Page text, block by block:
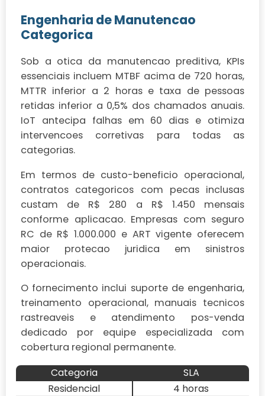
Engenharia de Manutencao
Categorica
Sob a otica da manutencao preditiva, KPIs
essenciais incluem MTBF acima de 720 horas,
MTTR inferior a 2 horas e taxa de pessoas
retidas inferior a 0,5% dos chamados anuais.
IoT antecipa falhas em 60 dias e otimiza
intervencoes corretivas para todas as
categorias.
Em termos de custo-beneficio operacional,
contratos categoricos com pecas inclusas
custam de R$ 280 a R$ 1.450 mensais
conforme aplicacao. Empresas com seguro
RC de R$ 1.000.000 e ART vigente oferecem
maior protecao juridica em sinistros
operacionais.
O fornecimento inclui suporte de engenharia,
treinamento operacional, manuais tecnicos
rastreaveis e atendimento pos-venda
dedicado por equipe especializada com
cobertura regional permanente.
Categoria
SLA
Residencial
4 horas